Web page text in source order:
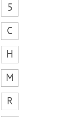
5
C
H
M
R